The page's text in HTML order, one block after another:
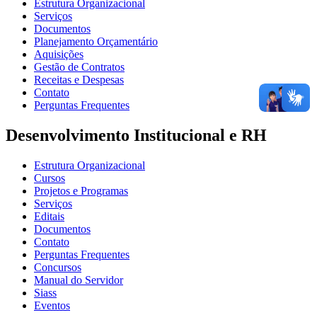
Estrutura Organizacional
Serviços
Documentos
Planejamento Orçamentário
Aquisições
Gestão de Contratos
Receitas e Despesas
Contato
Perguntas Frequentes
Desenvolvimento Institucional e RH
Estrutura Organizacional
Cursos
Projetos e Programas
Serviços
Editais
Documentos
Contato
Perguntas Frequentes
Concursos
Manual do Servidor
Siass
Eventos